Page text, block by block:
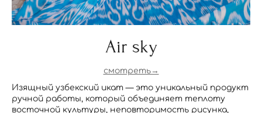
Air sky
смотреть→
Изящный узбекский икат — это уникальный продукт
ручной работы, который объединяет теплоту
восточной культуры, неповторимость рисунка,